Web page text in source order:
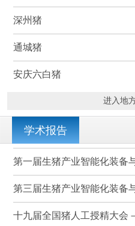
深州猪
通城猪
安庆六白猪
进入地
学术报告
十九届全国猪人工授精大会